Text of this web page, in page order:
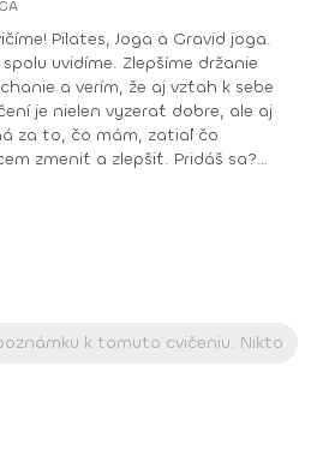
joga.
uvidíme. Zlepšíme držanie
a verím, že aj vzťah k sebe
je nielen vyzerať dobre, ale aj
za to, čo mám, zatiaľ čo
a zlepšiť. Pridáš sa?
lekciách vo Fitshakeri, aj vo
osobne na mojich hodinách v
Yoga Instructor (mesačný